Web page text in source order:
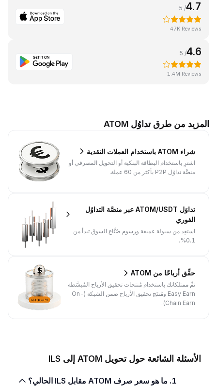
4.7
/ 5
47K Reviews
4.6
/ 5
1.4M Reviews
المزيد من طرق تداوُل ATOM
شراء ATOM باستخدام العملات النقدية
اشترِ باستخدام البطاقة البنكية أو التحويل المصرفي أو
منصَّة تداوُل P2P بأكثر من 60 عملة.
تداوَل ATOM/USDT عبر منصَّة التداوُل
الفوري
استفِد من سيولة عميقة ورسوم صُنَّاع السوق تبدأ من
0.1%.
حقِّق أرباحًا من ATOM
نمِّ ممتلكاتك باستخدام مُنتجات تحقيق الأرباح المُبسَّطة
Easy Earn ومُنتَج تحقيق الأرباح ضمن الشبكة (On-
Chain Earn).
الأسئلة الشائعة حول تحويل ATOM إلى ILS
1. ما هو سعر صرف ATOM مقابل ILS الحالي؟